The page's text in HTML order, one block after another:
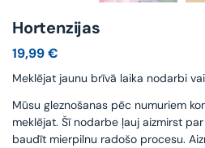
Hortenzijas
19,99€
Meklējat jaunu brīvā laika nodarbi
Mūsu gleznošanas pēc numuriem
meklējat. Šī nodarbe ļauj aizmirst
baudīt mierpilnu radošo procesu.